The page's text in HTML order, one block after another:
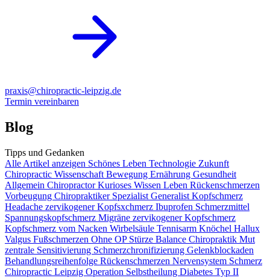
praxis@chiropractic-leipzig.de
Termin vereinbaren
Blog
Tipps und Gedanken
Alle Artikel anzeigen Schönes Leben Technologie Zukunft
Chiropractic Wissenschaft Bewegung Ernährung Gesundheit
Allgemein ChiropractorKurioses Wissen Leben Rückenschmerzen
Vorbeugung Chiropraktiker Spezialist Generalist Kopfschmerz
Headache zervikogener Kopfsxchmerz Ibuprofen Schmerzmittel
Spannungskopfschmerz Migräne zervikogener Kopfschmerz
Kopfschmerz vom Nacken Wirbelsäule Tennisarm Knöchel Hallux
Valgus Fußschmerzen Ohne OP Stürze Balance Chiropraktik Mut
zentrale Sensitivierung Schmerzchronifizierung Gelenkblockaden
Behandlungsreihenfolge Rückenschmerzen Nervensystem Schmerz
Chiropractic Leipzig Operation Selbstheilung Diabetes Typ II